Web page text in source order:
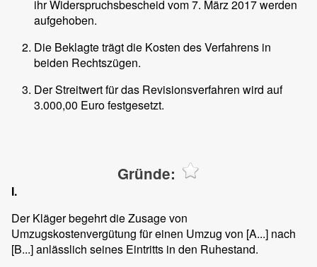
ihr Widerspruchsbescheid vom 7. März 2017 werden
aufgehoben.
Die Beklagte trägt die Kosten des Verfahrens in
beiden Rechtszügen.
Der Streitwert für das Revisionsverfahren wird auf
3.000,00 Euro festgesetzt.
Gründe:
I.
Der Kläger begehrt die Zusage von
Umzugskostenvergütung für einen Umzug von [A...] nach
[B...] anlässlich seines Eintritts in den Ruhestand.